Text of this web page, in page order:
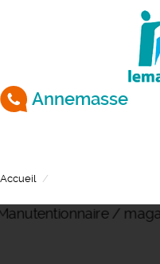
Annemasse
Accueil